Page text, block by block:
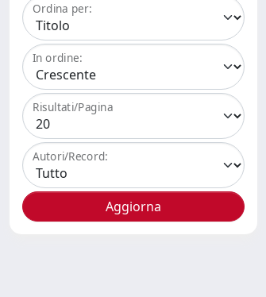
Ordina per:
In ordine:
Risultati/Pagina
Autori/Record: